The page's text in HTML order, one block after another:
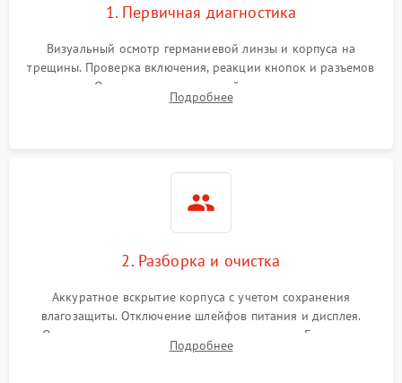
1. Первичная диагностика
Визуальный осмотр германиевой линзы и корпуса на
трещины. Проверка включения, реакции кнопок и разъемов
зарядки. Оценка вывода тепловой сигнатуры на экран,
проверка базовых функций и считывание системных
Подробнее
2. Разборка и очистка
Аккуратное вскрытие корпуса с учетом сохранения
влагозащиты. Отключение шлейфов питания и дисплея.
Очистка внутренних плат от окислов и пыли. Бережная
обработка германиевого объектива специализированными
Подробнее